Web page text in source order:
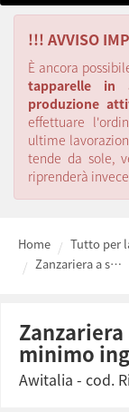
!!! AVVISO
È ancora
tapparelle in
produzione
effettuare
ultime
tende da sole,
riprenderà
Home Tutto per
Zanzariera a scorrimento verticale minimo ingombro Rica-Molly 40
zanzariera a scorrimento verticale
minimo
Awitalia - cod.